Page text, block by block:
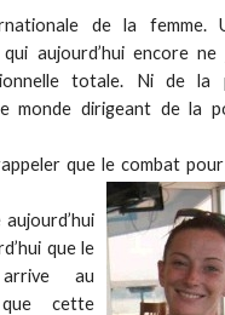
de la femme.
aujourd’hui encore
totale. Ni de la
monde dirigeant de la
que le combat
que le
au
que cette